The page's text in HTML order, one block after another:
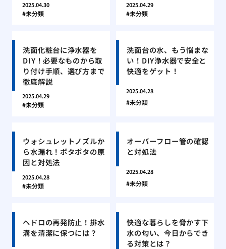
2025.04.30
未分類
2025.04.29
未分類
洗面化粧台に浄水器を
DIY！必要なものから取
り付け手順、選び方まで
徹底解説
2025.04.29
未分類
洗面台の水、もう悩まな
い！DIY浄水器で安全と
快適をゲット！
2025.04.28
未分類
ウォシュレットノズルか
ら水漏れ！ポタポタの原
因と対処法
2025.04.28
未分類
オーバーフロー管の確認
と対処法
2025.04.28
未分類
ヘドロの再発防止！排水
溝を清潔に保つには？
快適な暮らしを脅かす下
水の匂い、今日からでき
る対策とは？